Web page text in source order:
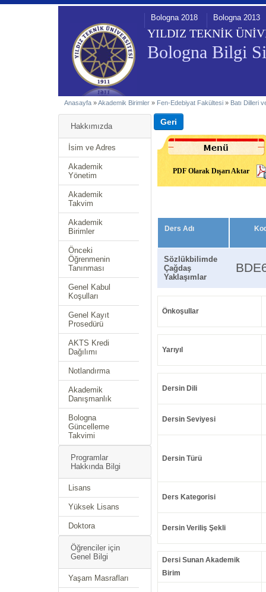
YILDIZ TEKNİK
Bologna Bilgi
Bologna 2018 Bologna 2013
Anasayfa »Akademik Birimler » Fen-Edebiyat Fakültesi » Batı Dilleri
Hakkımızda
İsim ve Adres
Akademik
Yönetim
Akademik
Takvim
Akademik
Birimler
Önceki
Öğrenmenin
Tanınması
Genel Kabul
Koşulları
Genel Kayıt
Prosedürü
AKTS Kredi
Dağılımı
Notlandırma
Akademik
Danışmanlık
Bologna
Güncelleme
Takvimi
Programlar
Hakkında Bilgi
Lisans
Yüksek Lisans
Doktora
Öğrenciler için
Genel Bilgi
Yaşam Masrafları
PDF Olarak Dışarı Aktar
Ders Adı
Sözlükbilimde
Çağdaş
Yaklaşımlar
Önkoşullar
Yarıyıl
Dersin Dili
Dersin Seviyesi
Dersin Türü
Ders Kategorisi
Dersin Veriliş Şekli
Dersi Sunan Akademik
Birim